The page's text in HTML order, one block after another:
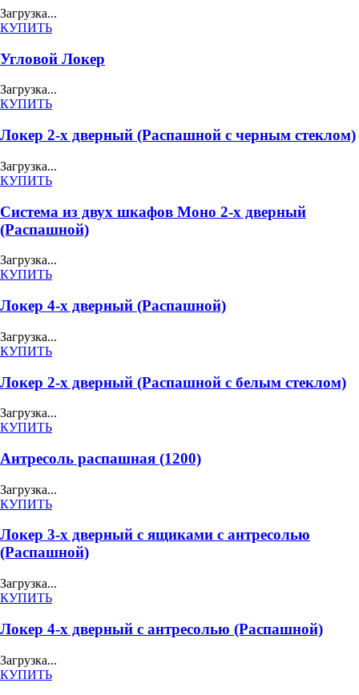
Загрузка...
КУПИТЬ
Угловой Локер
Загрузка...
КУПИТЬ
Локер 2-х дверный (Распашной с черным стеклом)
Загрузка...
КУПИТЬ
Система из двух шкафов Моно 2-х дверный
(Распашной)
Загрузка...
КУПИТЬ
Локер 4-х дверный (Распашной)
Загрузка...
КУПИТЬ
Локер 2-х дверный (Распашной с белым стеклом)
Загрузка...
КУПИТЬ
Антресоль распашная (1200)
Загрузка...
КУПИТЬ
Локер 3-х дверный с ящиками с антресолью
(Распашной)
Загрузка...
КУПИТЬ
Локер 4-х дверный с антресолью (Распашной)
Загрузка...
КУПИТЬ